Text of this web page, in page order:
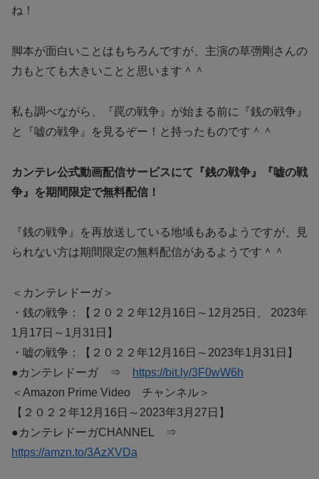
ね！
脚本が面白いことはもちろんですが、主演の草彅剛さんの
力もとても大きいことと思います＾＾
私も調べながら、『罠の戦争』が始まる前に『銭の戦争』
と『嘘の戦争』を見るぞー！と持ったものです＾＾
カンテレ公式動画配信サービスにて『銭の戦争』『嘘の戦
争』を期間限定で無料配信！
『銭の戦争』を再放送している地域もあるようですが、見
られない方は期間限定の無料配信があるようです＾＾
＜カンテレドーガ＞
・銭の戦争：【２０２２年12月16日～12月25日、 2023年
1月17日～1月31日】
・嘘の戦争：【２０２２年12月16日～2023年1月31日】
●カンテレドーガ ⇒
https://bit.ly/3F0wW6h
＜Amazon Prime Video チャンネル＞
【２０２２年12月16日～2023年3月27日】
●カンテレドーガCHANNEL ⇒
https://amzn.to/3AzXVDa